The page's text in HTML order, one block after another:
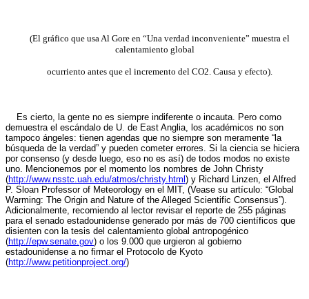
(El gráfico que usa Al Gore en “Una verdad inconveniente” muestra el
calentamiento global
ocurriento antes que el incremento del CO2. Causa y efecto).
Es cierto, la gente no es siempre indiferente o incauta. Pero como
demuestra el escándalo de U. de East Anglia, los académicos no son
tampoco ángeles: tienen agendas que no siempre son meramente “la
búsqueda de la verdad” y pueden cometer errores. Si la ciencia se hiciera
por consenso (y desde luego, eso no es así) de todos modos no existe
uno. Mencionemos por el momento los nombres de John Christy
(http://www.nsstc.uah.edu/atmos/christy.html ) y Richard Linzen, el Alfred
P. Sloan Professor of Meteorology en el MIT, (Vease su artículo: “Global
Warming: The Origin and Nature of the Alleged Scientific Consensus”).
Adicionalmente, recomiendo al lector revisar el reporte de 255 páginas
para el senado estadounidense generado por más de 700 científicos que
disienten con la tesis del calentamiento global antropogénico
(http://epw.senate.gov) o los 9.000 que urgieron al gobierno
estadounidense a no firmar el Protocolo de Kyoto
(http://www.petitionproject.org/)